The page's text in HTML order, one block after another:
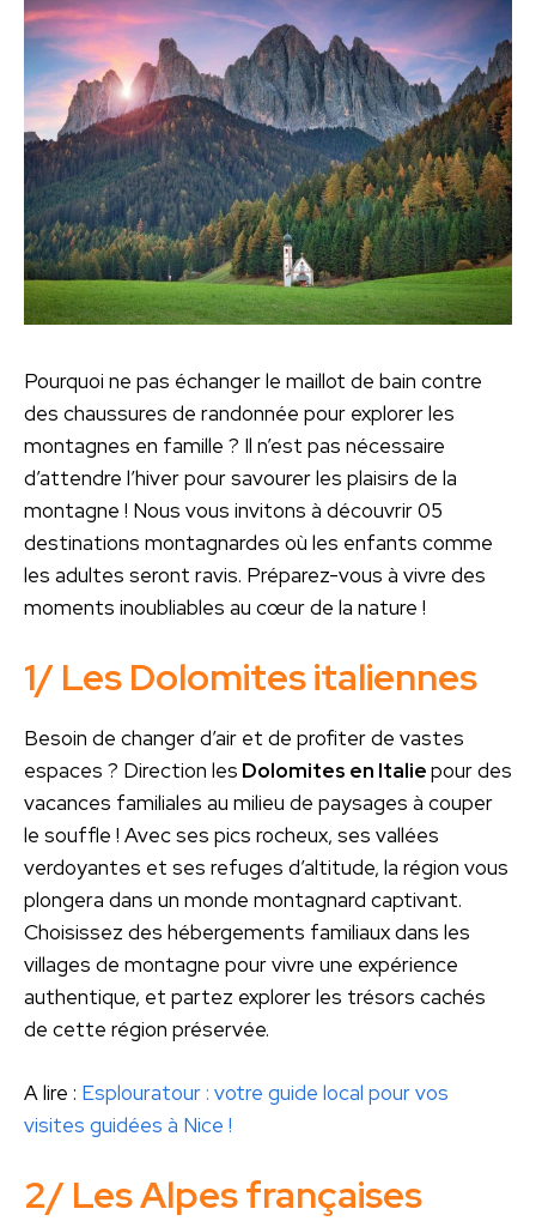
Pourquoi ne pas échanger le maillot de bain contre
des chaussures de randonnée pour explorer les
montagnes en famille ? Il n’est pas nécessaire
d’attendre l’hiver pour savourer les plaisirs de la
montagne ! Nous vous invitons à découvrir 05
destinations montagnardes où les enfants comme
les adultes seront ravis. Préparez-vous à vivre des
moments inoubliables au cœur de la nature !
1/ Les Dolomites italiennes
Besoin de changer d’air et de profiter de vastes
espaces ? Direction les Dolomites en Italiepour des
vacances familiales au milieu de paysages à couper
le souffle ! Avec ses pics rocheux, ses vallées
verdoyantes et ses refuges d’altitude, la région vous
plongera dans un monde montagnard captivant.
Choisissez des hébergements familiaux dans les
villages de montagne pour vivre une expérience
authentique, et partez explorer les trésors cachés
de cette région préservée.
A lire : Esplouratour : votre guide local pour vos
visites guidées à Nice !
2/ Les Alpes françaises